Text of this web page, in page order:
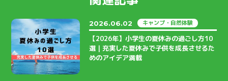
2026.06.02 キャンプ・自然体験
【2026年】小学生の夏休みの過ごし方10
選｜充実した夏休みで子供を成長させるた
めのアイデア満載